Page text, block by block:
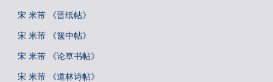
宋 米芾 《晋纸帖》
宋 米芾 《箧中帖》
宋 米芾 《论草书帖》
宋 米芾 《道林诗帖》